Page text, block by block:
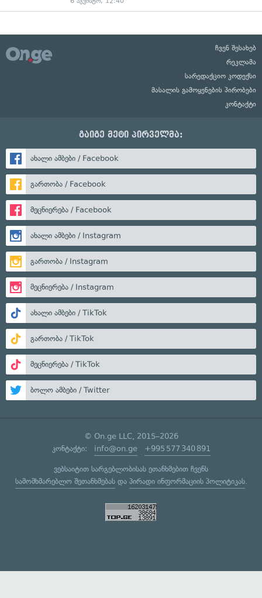
ჩვენ შესახებ
რეკლამა
სარედაქციო კოდექსი
მასალის გამოყენების პირობები
კონტაქტი
გაიგე მეტი პირველმა:
ახალი ამბები / Facebook
გართობა / Facebook
მეცნიერება / Facebook
ახალი ამბები / Instagram
გართობა / Instagram
მეცნიერება / Instagram
ახალი ამბები / TikTok
გართობა / TikTok
მეცნიერება / TikTok
ბოლო ამბები / Twitter
© On.ge LLC, 2015–2026
კონტაქტი: info@on.ge +995 577 340 891
ვებსაიტით სარგებლობისას ეთანხმებით ჩვენს
სამომხმარებლო შეთანხმებასდა პირადი ინფორმაციის პოლიტიკას.